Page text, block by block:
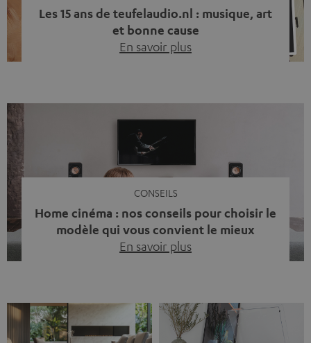
Les 15 ans de teufelaudio.nl : musique, art
et bonne cause
En savoir plus
quelque chose qui reflète ce que représente Teufel :
célébrer le pouvoir du son et redonner quelque chose à
la société. La musique fait bien plus que simplement
sonner bien. […]
CONSEILS
Home cinéma : nos conseils pour choisir le
modèle qui vous convient le mieux
En savoir plus
dialogue est couvert par un bruit de fond… et adieu
l’immersion. Rassurez-vous, on a tous vécu ça. Mais la